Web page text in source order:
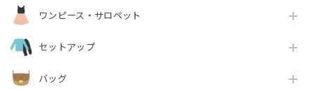
ワンピース・サロペット
セットアップ
バッグ